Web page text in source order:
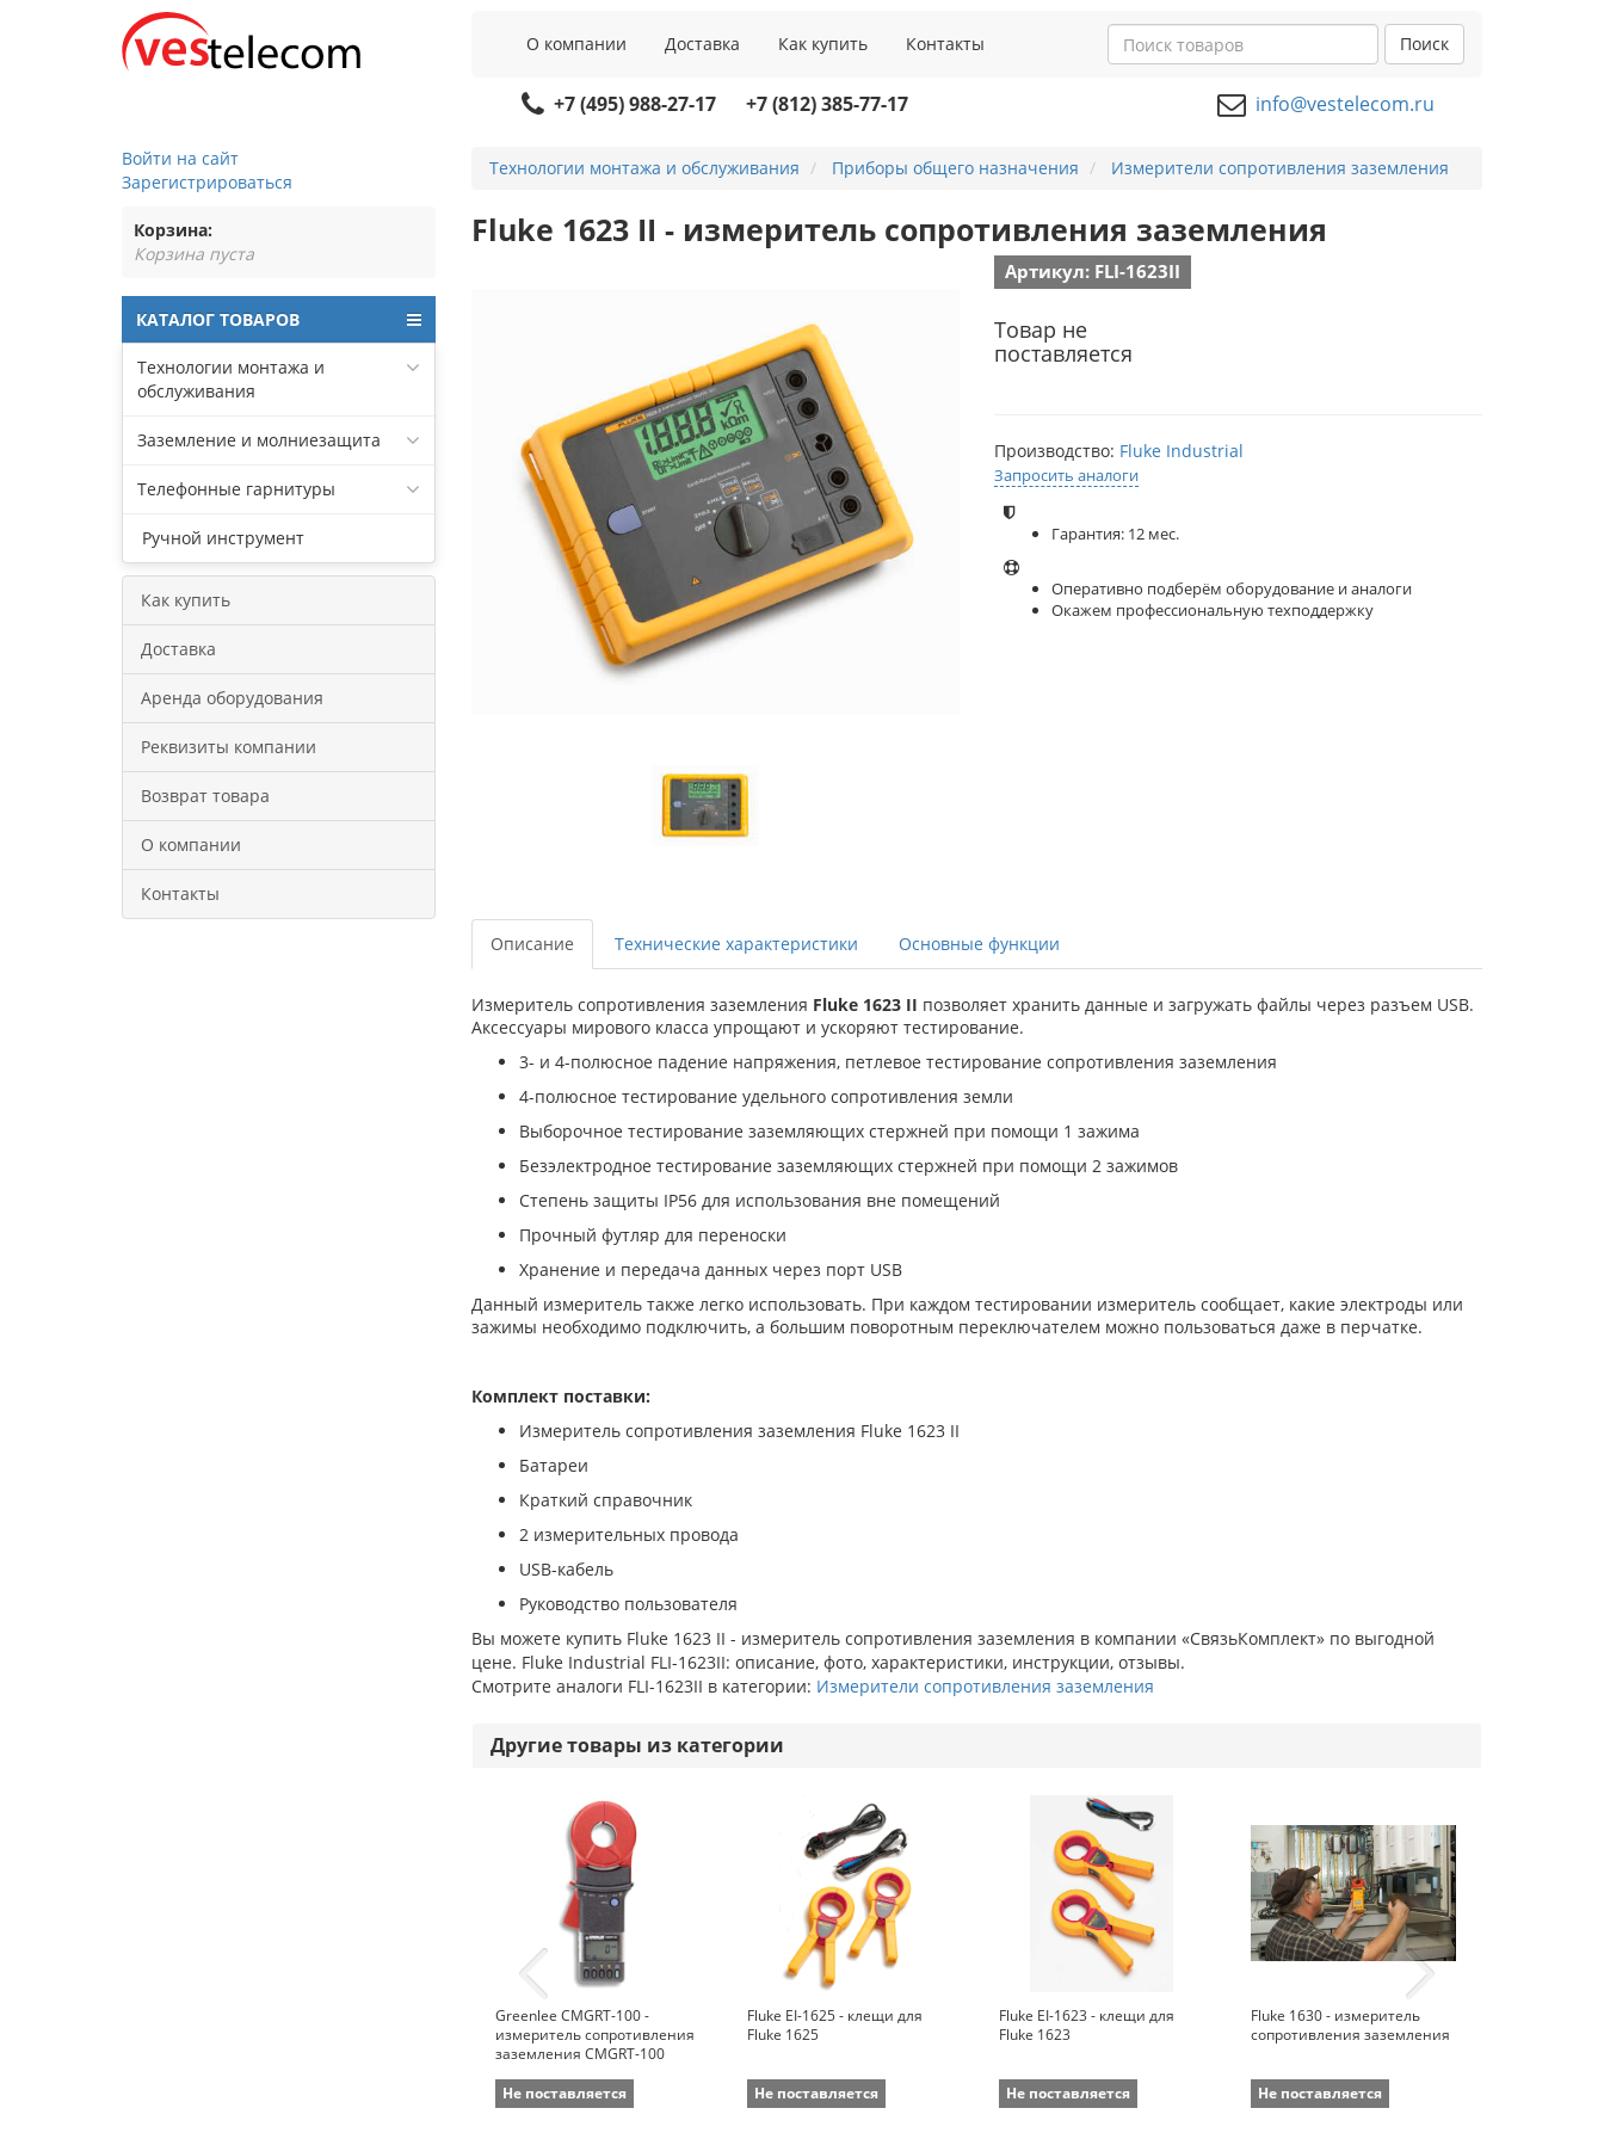
О компании Доставка Как купить Контакты Поиск
+7 (495) 988-27-17 +7 (812) 385-77-17 info@vestelecom.ru
Войти на сайт
Зарегистрироваться
Корзина:
Корзина пуста
КАТАЛОГ ТОВАРОВ
Технологии монтажа и
обслуживания
Заземление и молниезащита
Телефонные гарнитуры
Ручной инструмент
Как купить
Доставка
Аренда оборудования
Реквизиты компании
Возврат товара
О компании
Контакты
Технологии монтажа и обслуживания Приборы общего назначения Измерители сопротивления заземления
Fluke 1623 II - измеритель сопротивления заземления
Артикул: FLI-1623II
Товар не
поставляется
Производство: Fluke Industrial
Запросить аналоги
Гарантия: 12 мес.
Оперативно подберём оборудование и аналоги
Окажем профессиональную техподдержку
Описание Технические характеристики Основные функции
Измеритель сопротивления заземления Fluke 1623 II позволяет хранить данные и загружать файлы через разъем USB.
Аксессуары мирового класса упрощают и ускоряют тестирование.
3- и 4-полюсное падение напряжения, петлевое тестирование сопротивления заземления
4-полюсное тестирование удельного сопротивления земли
Выборочное тестирование заземляющих стержней при помощи 1 зажима
Безэлектродное тестирование заземляющих стержней при помощи 2 зажимов
Степень защиты IP56 для использования вне помещений
Прочный футляр для переноски
Хранение и передача данных через порт USB
Данный измеритель также легко использовать. При каждом тестировании измеритель сообщает, какие электроды или
зажимы необходимо подключить, а большим поворотным переключателем можно пользоваться даже в перчатке.
Комплект поставки:
Измеритель сопротивления заземления Fluke 1623 II
Батареи
Краткий справочник
2 измерительных провода
USB-кабель
Руководство пользователя
Вы можете купить Fluke 1623 II - измеритель сопротивления заземления в компании «СвязьКомплект» по выгодной
цене. Fluke Industrial FLI-1623II: описание, фото, характеристики, инструкции, отзывы.
Смотрите аналоги FLI-1623II в категории: Измерители сопротивления заземления
Другие товары из категории
Greenlee CMGRT-100 -
измеритель сопротивления
заземления CMGRT-100
Не поставляется
Fluke EI-1625 - клещи для
Fluke 1625
Не поставляется
Fluke EI-1623 - клещи для
Fluke 1623
Не поставляется
Fluke 1630 - измеритель
сопротивления заземления
Не поставляется